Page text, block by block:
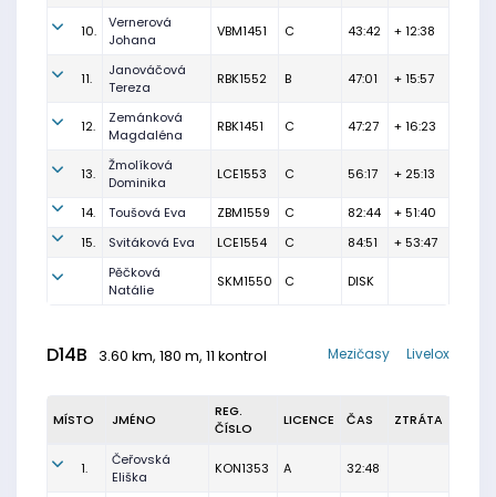
10.
Vernerová
Johana
VBM1451 C 43:42 + 12:38
11.
Janováčová
Tereza
RBK1552 B 47:01 + 15:57
12.
Zemánková
Magdaléna
RBK1451 C 47:27 + 16:23
13.
Žmolíková
Dominika
LCE1553 C 56:17 + 25:13
14. Toušová Eva ZBM1559 C 82:44
+ 51:40
15.
Svitáková Eva LCE1554 C 84:51
+ 53:47
Pěčková
Natálie
SKM1550 C DISK
D14B 3.60 km, 180 m, 11 kontrol Livelox
Mezičasy
MÍSTO JMÉNO
REG.
ČÍSLO
LICENCE ČAS ZTRÁTA
1.
Čeřovská
Eliška
KON1353 A 32:48